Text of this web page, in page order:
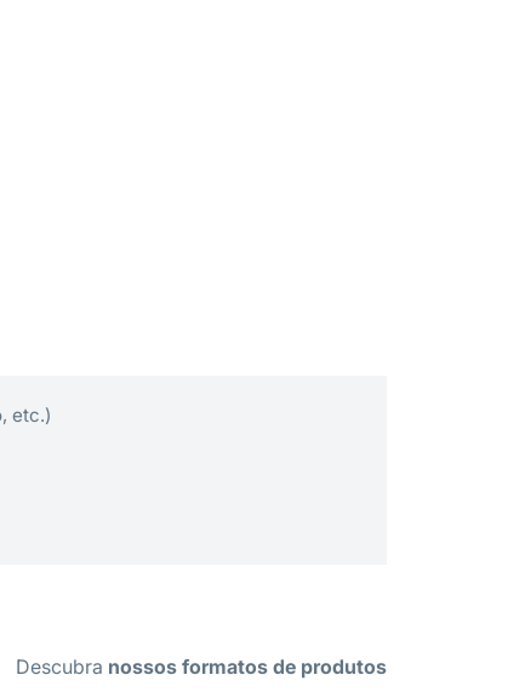
etc.)
Descubra nossos formatos de produtos